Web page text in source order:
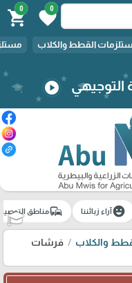
0
favorite
0
shopping_cart
القطط والكلاب
التوجيهي play_circle
🎓
emoji_emotionsآراء زبائننا commuteمناطق
والكلاب
فرشات